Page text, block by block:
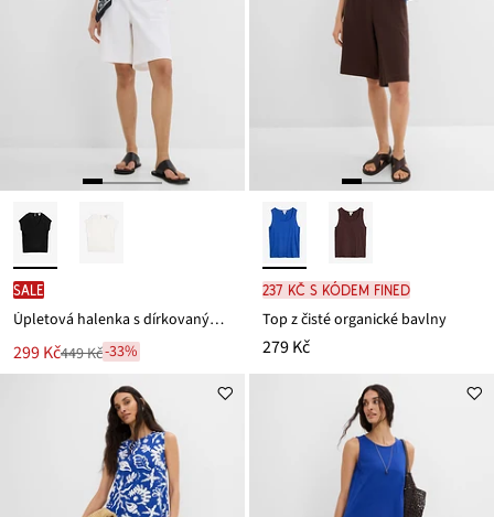
SALE
Úpletová halenka s dírkovaným vzorem
Nová
cena
299 Kč
Zlevněno449 Kč-33%
237 Kč s kódem FINED
Top z čisté organické bavlny
279 Kč